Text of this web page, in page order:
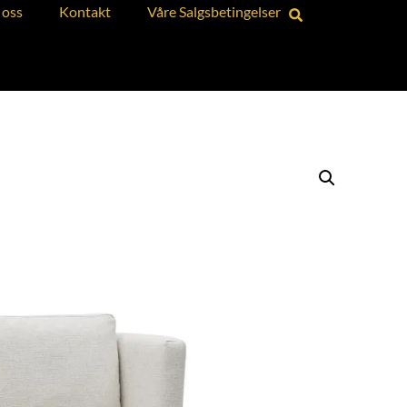
Kontakt Våre Salgsbetingelser